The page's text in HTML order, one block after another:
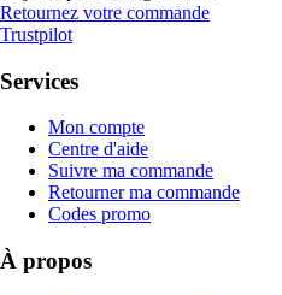
Retournez votre commande
Trustpilot
Services
Mon compte
Centre d'aide
Suivre ma commande
Retourner ma commande
Codes promo
À propos